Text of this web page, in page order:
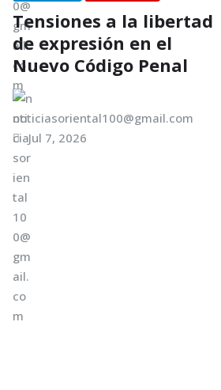
Tensiones a la libertad
de expresión en el
Nuevo Código Penal
noticiasoriental100@gmail.com
Jul 7, 2026